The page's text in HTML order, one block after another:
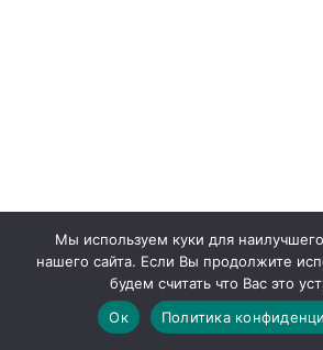
Вам может
Мы используем куки для
нашего сайта. Если Вы продолжите
будем считать что Вас это
Ок
Политика